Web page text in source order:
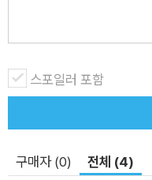
조사하며 파고드는 유나
넷 환경에 적응해서 살아
럼 친숙하다. SNS 계정을
거나, 숏폼 영상에 홀린 듯
감할 수 있을 것이다. 내
이 몰려들어 악플을 단다
스포일러 포함
구매자 (0) 전체 (4)